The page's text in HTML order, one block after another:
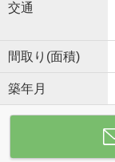
交通
間取り(面積)
築年月